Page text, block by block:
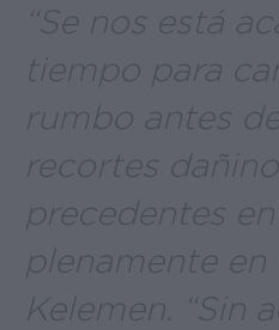
“Se nos está
tiempo para
rumbo antes
recortes
precedentes
plenamente
Kelemen. “Sin